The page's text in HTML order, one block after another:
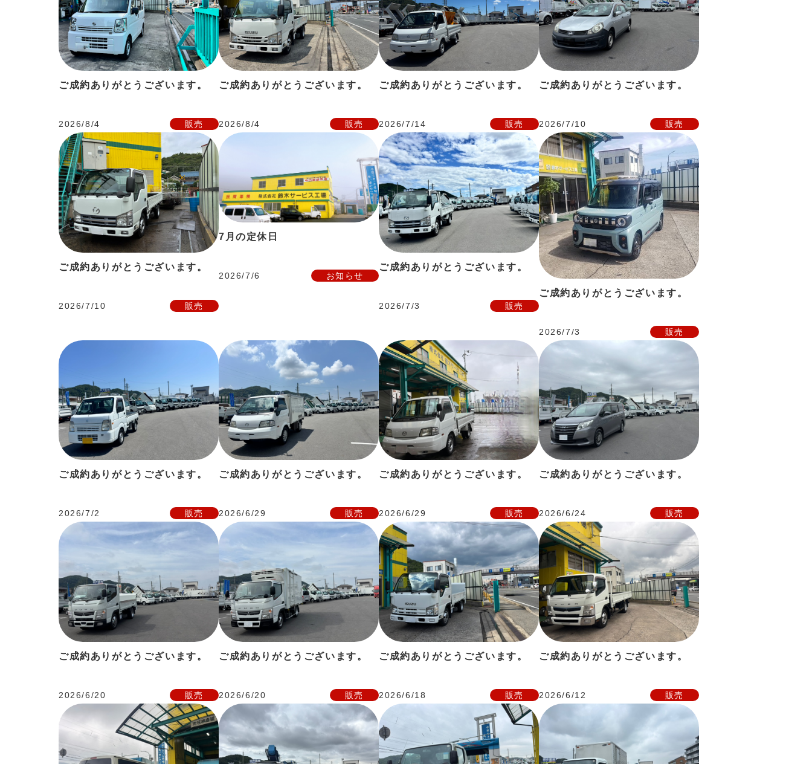
ご成約ありがとうございます。
2026/8/4 販売
ご成約ありがとうございます。
2026/8/4 販売
ご成約ありがとうございます。
2026/7/14 販売
ご成約ありがとうございます。
2026/7/10 販売
ご成約ありがとうございます。
2026/7/10 販売
7月の定休日
2026/7/6 お知らせ
ご成約ありがとうございます。
2026/7/3 販売
ご成約ありがとうございます。
2026/7/3 販売
ご成約ありがとうございます。
2026/7/2 販売
ご成約ありがとうございます。
2026/6/29 販売
ご成約ありがとうございます。
2026/6/29 販売
ご成約ありがとうございます。
2026/6/24 販売
ご成約ありがとうございます。
2026/6/20 販売
ご成約ありがとうございます。
2026/6/20 販売
ご成約ありがとうございます。
2026/6/18 販売
ご成約ありがとうございます。
2026/6/12 販売